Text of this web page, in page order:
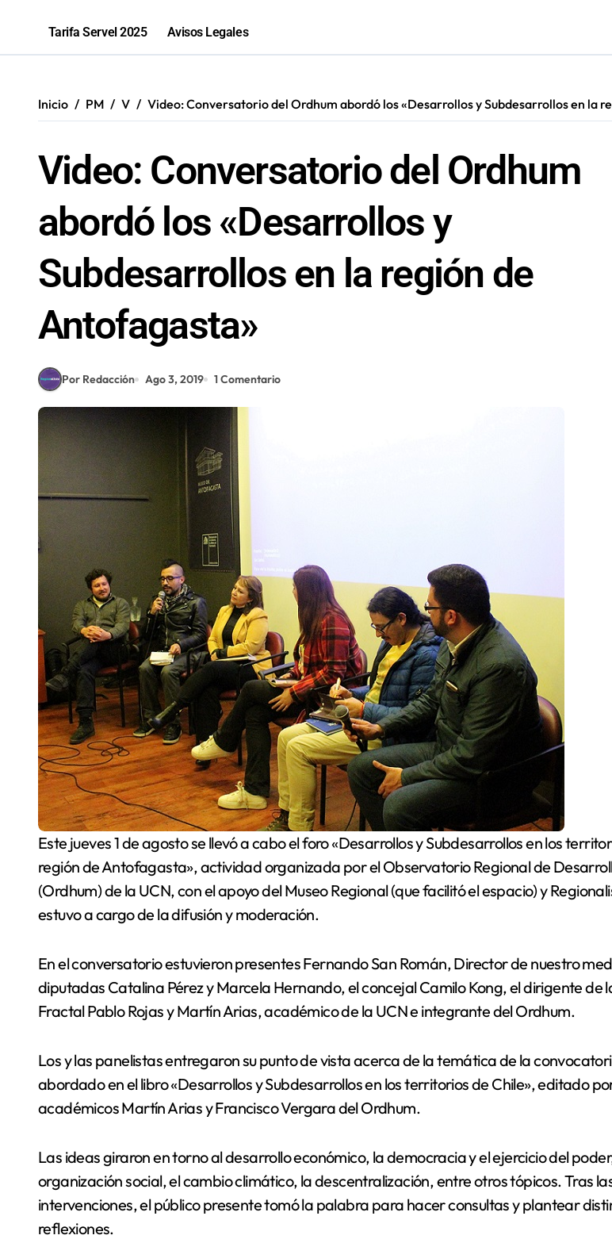
“Los que ganan son quienes quieren ocultar información”: Colegio de Periodistas
Tarifa Servel 2025 Avisos Legales
Inicio PM V Video: Conversatorio del Ordhum abordó los «Desarrollos y Subdesarrollos en la
Video: Conversatorio del Ordhum
abordó los «Desarrollos y
Subdesarrollos en la región de
Antofagasta»
Por Redacción Ago 3, 2019 1 Comentario
Este jueves 1 de agosto se llevó a cabo el foro «Desarrollos y Subdesarrollos en los territorios de la
región de Antofagasta», actividad organizada por el Observatorio Regional de
(Ordhum) de la UCN, con el apoyo del Museo Regional (que facilitó el espacio) y
estuvo a cargo de la difusión y moderación.
En el conversatorio estuvieron presentes Fernando San Román, Director de nuestro
diputadas Catalina Pérez y Marcela Hernando, el concejal Camilo Kong, el dirigente de
Fractal Pablo Rojas y Martín Arias, académico de la UCN e integrante del Ordhum.
Los y las panelistas entregaron su punto de vista acerca de la temática de la
abordado en el libro «Desarrollos y Subdesarrollos en los territorios de Chile», editado
académicos Martín Arias y Francisco Vergara del Ordhum.
Las ideas giraron en torno al desarrollo económico, la democracia y el ejercicio del
organización social, el cambio climático, la descentralización, entre otros tópicos. Tras
intervenciones, el público presente tomó la palabra para hacer consultas y plantear
reflexiones.